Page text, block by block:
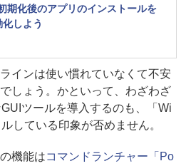
期化後のアプリのインストールを
化しよう
インは使い慣れていなくて不安
しょう。かといって、わざわざ
ツールを導入するのも、「Wi
している印象が否めません。
機能はコマンドランチャー「Po